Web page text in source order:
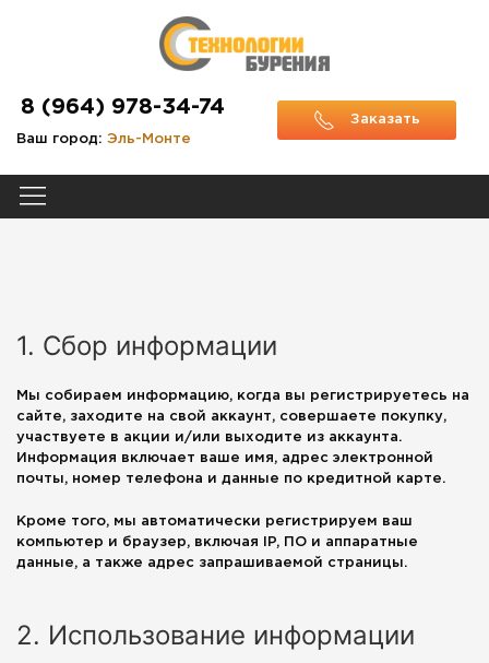
8 (964) 978-34-74
Ваш город: Эль-Монте
Заказать
1. Сбор информации
Мы собираем информацию, когда вы регистрируетесь на
сайте, заходите на свой аккаунт, совершаете покупку,
участвуете в акции и/или выходите из аккаунта.
Информация включает ваше имя, адрес электронной
почты, номер телефона и данные по кредитной карте.
Кроме того, мы автоматически регистрируем ваш
компьютер и браузер, включая IP, ПО и аппаратные
данные, а также адрес запрашиваемой страницы.
2. Использование информации